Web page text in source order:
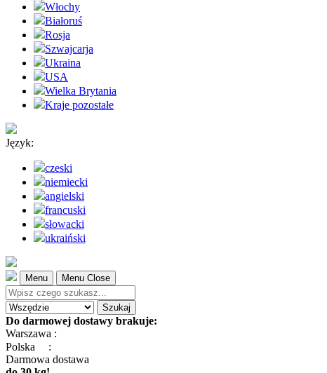
Włochy
Białoruś
Rosja
Szwajcarja
Ukraina
USA
Wielka Brytania
Kraje pozostałe
Język:
czeski
niemiecki
angielski
francuski
słowacki
ukraiński
Menu Menu Close
Szukaj
Do darmowej dostawy brakuje:
Warszawa :
Polska
:
Darmowa dostawa